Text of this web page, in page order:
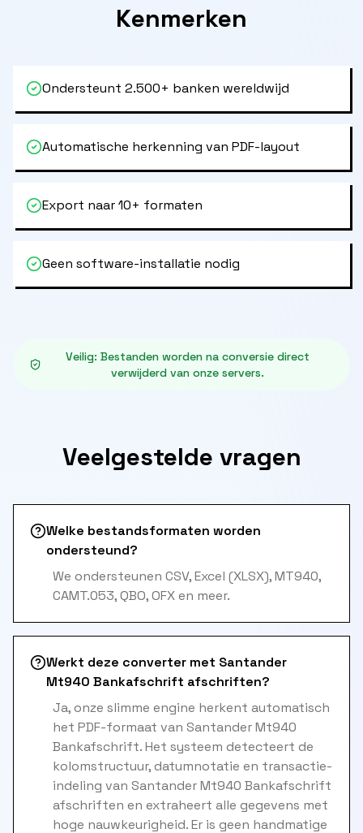
Kenmerken
Ondersteunt 2.500+ banken wereldwijd
Automatische herkenning van PDF-layout
Export naar 10+ formaten
Geen software-installatie nodig
Veilig: Bestanden worden na conversie direct
verwijderd van onze servers.
Veelgestelde vragen
Welke bestandsformaten worden
ondersteund?
We ondersteunen CSV, Excel (XLSX), MT940,
CAMT.053, QBO, OFX en meer.
Werkt deze converter met Santander
Mt940 Bankafschrift afschriften?
Ja, onze slimme engine herkent automatisch
het PDF-formaat van Santander Mt940
Bankafschrift. Het systeem detecteert de
kolomstructuur, datumnotatie en transactie-
indeling van Santander Mt940 Bankafschrift
afschriften en extraheert alle gegevens met
hoge nauwkeurigheid. Er is geen handmatige